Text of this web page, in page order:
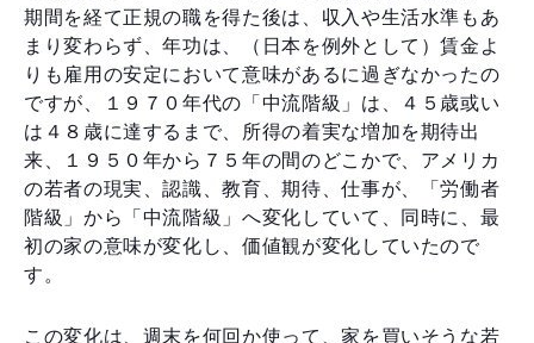
期間を経て正規の職を得た後は、収入や生活水準もあ
まり変わらず、年功は、（日本を例外として）賃金よ
りも雇用の安定において意味があるに過ぎなかったの
ですが、１９７０年代の「中流階級」は、４５歳或い
は４８歳に達するまで、所得の着実な増加を期待出
来、１９５０年から７５年の間のどこかで、アメリカ
の若者の現実、認識、教育、期待、仕事が、「労働者
階級」から「中流階級」へ変化していて、同時に、最
初の家の意味が変化し、価値観が変化していたので
す。
この変化は、週末を何回か使って、家を買いそうな若